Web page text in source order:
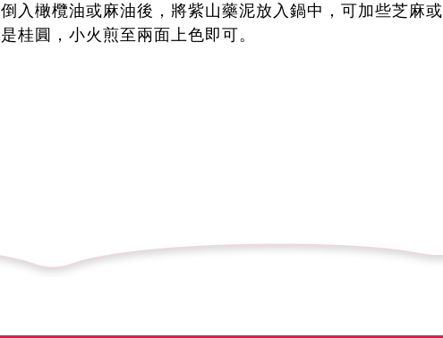
倒入橄欖油或麻油後，將紫山藥泥放入鍋中，可加些芝麻或
是桂圓，小火煎至兩面上色即可。